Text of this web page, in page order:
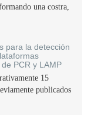
una costra,
para la detección
PCR y LAMP
15
publicados